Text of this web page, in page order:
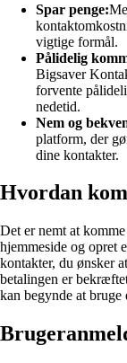
Spar penge:
vigtige formål.
Pålidelig
Bigsaver
forvente
nedetid.
Nem og
platform, der
dine kontakter.
Hvordan
Det er nemt at
hjemmeside og opret
kontakter, du ønsker
betalingen er
kan begynde at bruge